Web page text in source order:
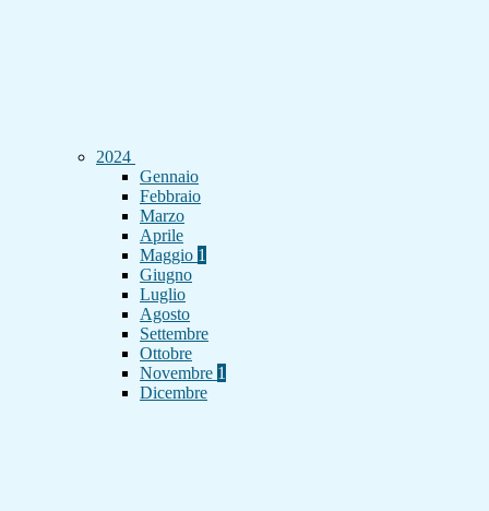
2024
Gennaio
Febbraio
Marzo
Aprile
Maggio 1
Giugno
Luglio
Agosto
Settembre
Ottobre
Novembre 1
Dicembre